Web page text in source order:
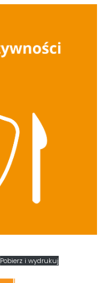
Pobierz i wydrukuj